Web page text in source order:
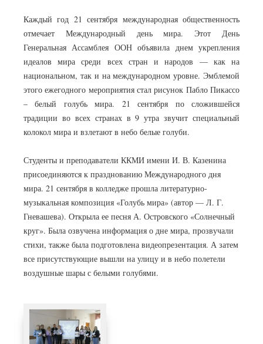
Каждый год 21 сентября международная общественность
отмечает Международный день мира. Этот День
Генеральная Ассамблея ООН объявила днем укрепления
идеалов мира среди всех стран и народов — как на
национальном, так и на международном уровне. Эмблемой
этого ежегодного мероприятия стал рисунок Пабло Пикассо
– белый голубь мира. 21 сентября по сложившейся
традиции во всех странах в 9 утра звучит специальный
колокол мира и взлетают в небо белые голуби.
Студенты и преподаватели ККМИ имени И. В. Казенина
присоединяются к празднованию Международного дня
мира. 21 сентября в колледже прошла литературно-
музыкальная композиция «Голубь мира» (автор — Л. Г.
Гневашева). Открыла ее песня А. Островского «Солнечный
круг». Была озвучена информация о дне мира, прозвучали
стихи, также была подготовлена видеопрезентация. А затем
все присутствующие вышли на улицу и в небо полетели
воздушные шары с белыми голубями.